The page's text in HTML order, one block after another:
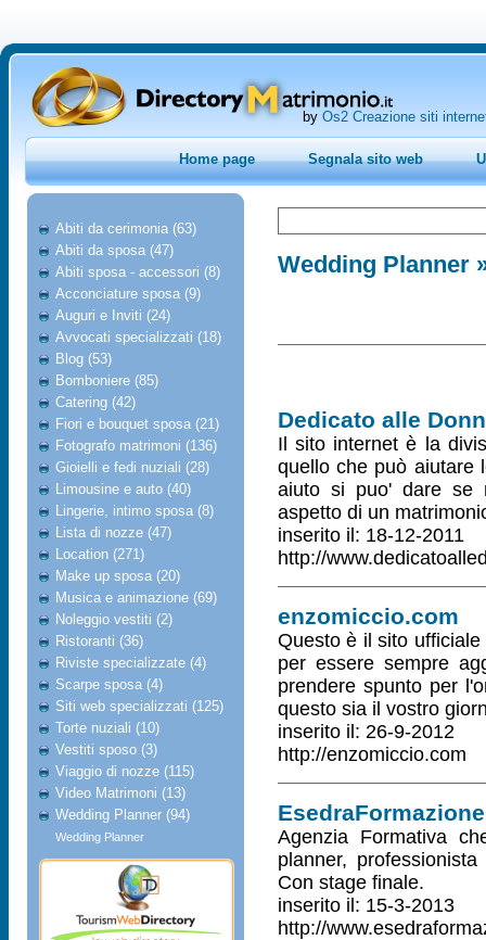
by Os2 Creazione siti
Home page Segnala sito web
Abiti da cerimonia (63)
Abiti da sposa (47)
Abiti sposa - accessori (8)
Acconciature sposa (9)
Auguri e Inviti (24)
Avvocati specializzati (18)
Blog (53)
Bomboniere (85)
Catering (42)
Fiori e bouquet sposa (21)
Fotografo matrimoni (136)
Gioielli e fedi nuziali (28)
Limousine e auto (40)
Lingerie, intimo sposa (8)
Lista di nozze (47)
Location (271)
Make up sposa (20)
Musica e animazione (69)
Noleggio vestiti (2)
Ristoranti (36)
Riviste specializzate (4)
Scarpe sposa (4)
Siti web specializzati (125)
Torte nuziali (10)
Vestiti sposo (3)
Viaggio di nozze (115)
Video Matrimoni (13)
Wedding Planner (94)
Wedding Planner
Wedding Planner
Dedicato alle
Il sito internet è la
quello che può aiutare
aiuto si puo' dare se
aspetto di un
inserito il: 18-12-2011
http://
enzomiccio.com
Questo è il sito
per essere sempre
prendere spunto per
questo sia il vostro
inserito il: 26-9-2012
http://enzomiccio.com
Agenzia Formativa
planner,
Con stage finale.
inserito il: 15-3-2013
http://